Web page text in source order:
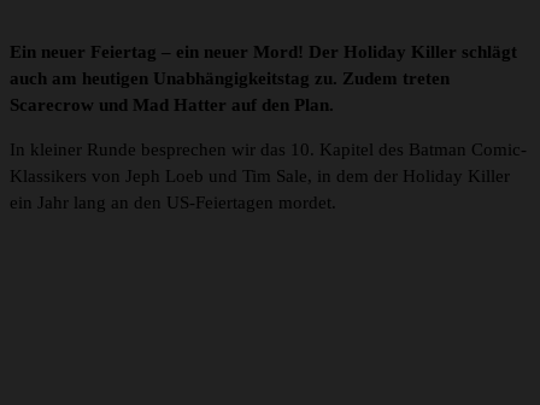
Ein neuer Feiertag – ein neuer Mord! Der Holiday Killer schlägt
auch am heutigen Unabhängigkeitstag zu. Zudem treten
Scarecrow und Mad Hatter auf den Plan.
In kleiner Runde besprechen wir das 10. Kapitel des Batman Comic-
Klassikers von Jeph Loeb und Tim Sale, in dem der Holiday Killer
ein Jahr lang an den US-Feiertagen mordet.